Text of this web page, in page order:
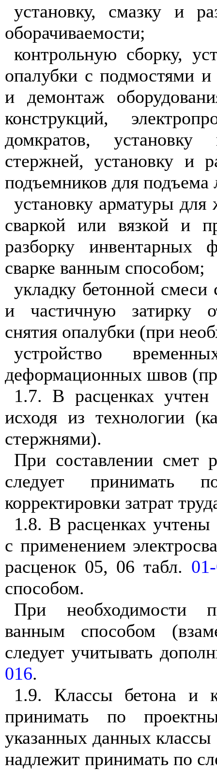
установку, смазку и
оборачиваемости;
контрольную сборку,
опалубки с подмостями
и демонтаж
конструкций,
домкратов,
стержней, установку и
подъемников для подъема
установку арматуры для
сваркой или вязкой и
разборку инвентарных
сварке ванным способом;
укладку бетонной
и частичную затирку
снятия опалубки (при
устройство
деформационных швов
1.7. В расценках учтен
исходя из технологии
стержнями).
При составлении смет
следует принимать
корректировки затрат
1.8. В расценках учтены
с применением
расценок 05, 06 табл.
способом.
При необходимости
ванным способом
следует учитывать
016.
1.9. Классы бетона и
принимать по
указанных данных классы
надлежит принимать по